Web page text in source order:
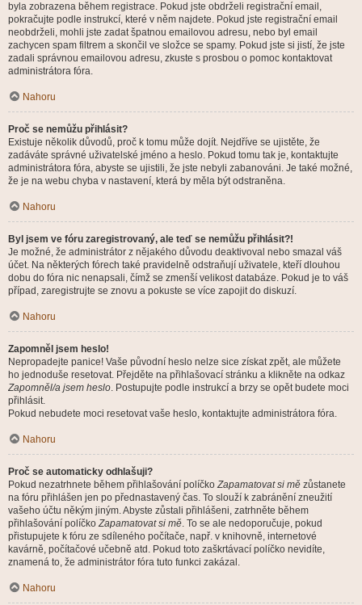
byla zobrazena během registrace. Pokud jste obdrželi registrační email,
pokračujte podle instrukcí, které v něm najdete. Pokud jste registrační email
neobdrželi, mohli jste zadat špatnou emailovou adresu, nebo byl email
zachycen spam filtrem a skončil ve složce se spamy. Pokud jste si jistí, že jste
zadali správnou emailovou adresu, zkuste s prosbou o pomoc kontaktovat
administrátora fóra.
Nahoru
Proč se nemůžu přihlásit?
Existuje několik důvodů, proč k tomu může dojít. Nejdříve se ujistěte, že
zadáváte správné uživatelské jméno a heslo. Pokud tomu tak je, kontaktujte
administrátora fóra, abyste se ujistili, že jste nebyli zabanováni. Je také možné,
že je na webu chyba v nastavení, která by měla být odstraněna.
Nahoru
Byl jsem ve fóru zaregistrovaný, ale teď se nemůžu přihlásit?!
Je možné, že administrátor z nějakého důvodu deaktivoval nebo smazal váš
účet. Na některých fórech také pravidelně odstraňují uživatele, kteří dlouhou
dobu do fóra nic nenapsali, čímž se zmenší velikost databáze. Pokud je to váš
případ, zaregistrujte se znovu a pokuste se více zapojit do diskuzí.
Nahoru
Zapomněl jsem heslo!
Nepropadejte panice! Vaše původní heslo nelze sice získat zpět, ale můžete
ho jednoduše resetovat. Přejděte na přihlašovací stránku a klikněte na odkaz
Zapomněl/a jsem heslo. Postupujte podle instrukcí a brzy se opět budete moci
přihlásit.
Pokud nebudete moci resetovat vaše heslo, kontaktujte administrátora fóra.
Nahoru
Proč se automaticky odhlašuji?
Pokud nezatrhnete během přihlašování políčkoZapamatovat si mě zůstanete
na fóru přihlášen jen po přednastavený čas. To slouží k zabránění zneužití
vašeho účtu někým jiným. Abyste zůstali přihlášeni, zatrhněte během
přihlašování políčkoZapamatovat si mě. To se ale nedoporučuje, pokud
přistupujete k fóru ze sdíleného počítače, např. v knihovně, internetové
kavárně, počítačové učebně atd. Pokud toto zaškrtávací políčko nevidíte,
znamená to, že administrátor fóra tuto funkci zakázal.
Nahoru